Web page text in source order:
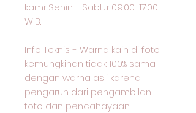
kami: Senin - Sabtu: 09:00-17:00
WIB.
Info Teknis: - Warna kain di foto
kemungkinan tidak 100% sama
dengan warna asli karena
pengaruh dari pengambilan
foto dan pencahayaan. -